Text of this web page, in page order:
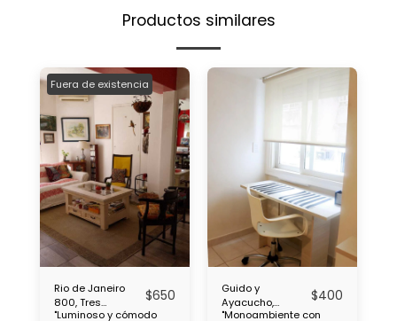
Productos similares
Fuera de existencia
Rio de Janeiro
800, Tres
ambientes,
$650
"Luminoso y cómodo
Guido y
Ayacucho,
Monoambiente,
$400
"Monoambiente con